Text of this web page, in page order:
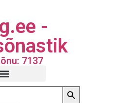
-
7137
Search